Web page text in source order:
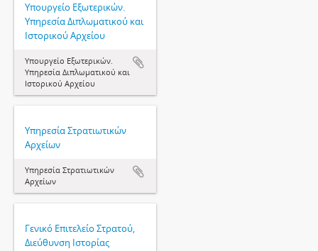
Υπουργείο Εξωτερικών.
Υπηρεσία Διπλωματικού και
Ιστορικού Αρχείου
Υπουργείο Εξωτερικών.
Υπηρεσία Διπλωματικού και
Ιστορικού Αρχείου
Υπηρεσία Στρατιωτικών
Αρχείων
Υπηρεσία Στρατιωτικών
Αρχείων
Γενικό Επιτελείο Στρατού,
Διεύθυνση Ιστορίας